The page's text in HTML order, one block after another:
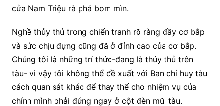
cửa Nam Triệu rà phá bom mìn.
Nghề thủy thủ trong chiến tranh rõ ràng đầy cơ bắp
và sức chịu đựng cũng đã ở đỉnh cao của cơ bắp.
Chúng tôi là những trí thức-đang là thủy thủ trên
tàu- vì vậy tôi không thể đề xuất với Ban chỉ huy tàu
cách quan sát khác để thay thế cho nhiệm vụ của
chính mình phải đứng ngay ở cột đèn mũi tàu.